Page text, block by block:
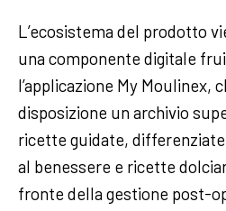
L’ecosistema del prodotto
una componente digitale
l’applicazione My Moulinex,
disposizione un archivio
ricette guidate,
al benessere e ricette
fronte della gestione post-